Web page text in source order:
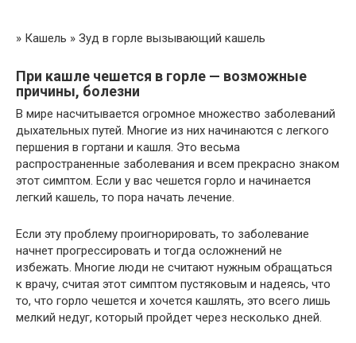
» Кашель » Зуд в горле вызывающий кашель
При кашле чешется в горле — возможные
причины, болезни
В мире насчитывается огромное множество заболеваний
дыхательных путей. Многие из них начинаются с легкого
першения в гортани и кашля. Это весьма
распространенные заболевания и всем прекрасно знаком
этот симптом. Если у вас чешется горло и начинается
легкий кашель, то пора начать лечение.
Если эту проблему проигнорировать, то заболевание
начнет прогрессировать и тогда осложнений не
избежать. Многие люди не считают нужным обращаться
к врачу, считая этот симптом пустяковым и надеясь, что
то, что горло чешется и хочется кашлять, это всего лишь
мелкий недуг, который пройдет через несколько дней.